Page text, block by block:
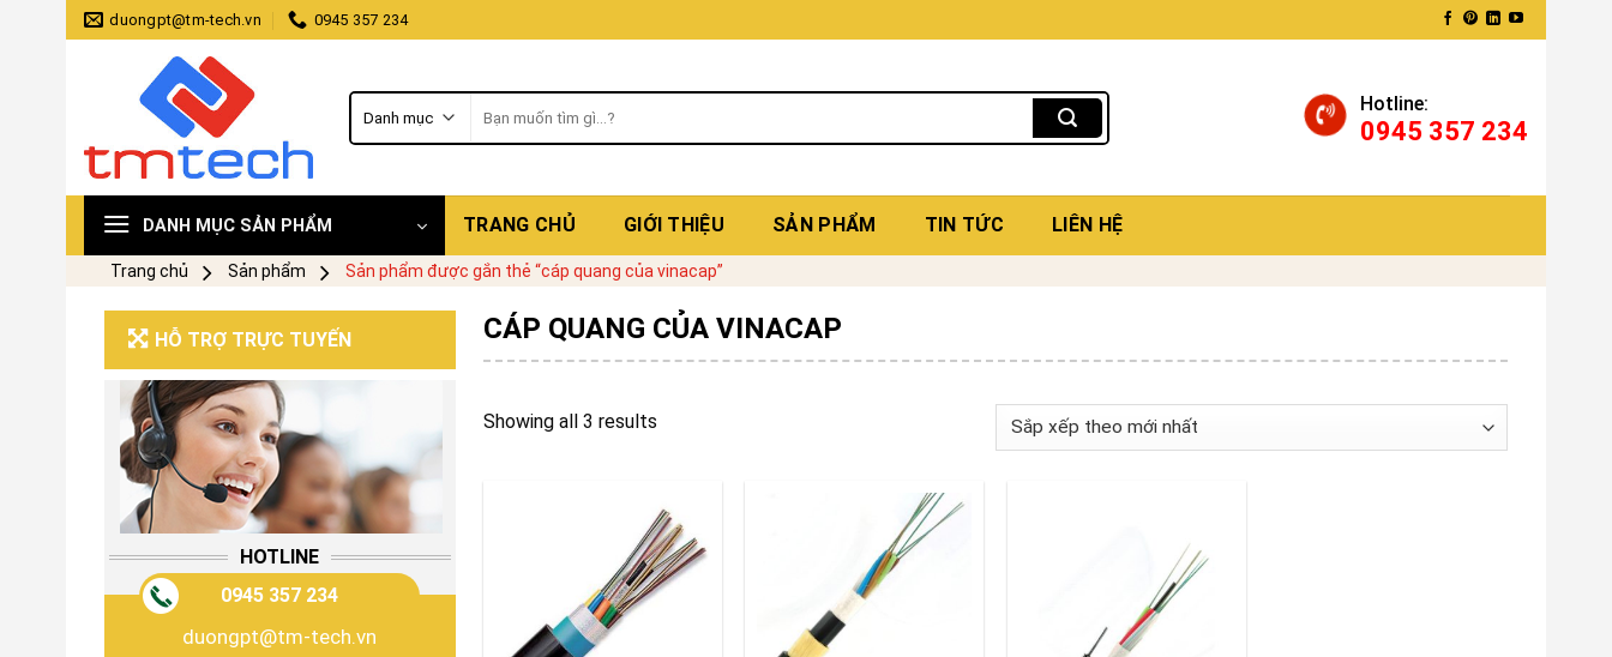
Skip
to
duongpt@tm-tech.vn 0945 357 234
kiếm:
Hotline:
0945 357 234
DANH MỤC SẢN PHẨM TRANG CHỦ GIỚI THIỆU SẢN PHẨM TIN TỨC LIÊN HỆ
Trang chủ Sản phẩm Sản phẩm được gắn thẻ “cáp quang của vinacap”
HỖ TRỢ TRỰC TUYẾN
HOTLINE
0945 357 234
duongpt@tm-tech.vn
CÁP QUANG CỦA VINACAP
Showing all 3 results